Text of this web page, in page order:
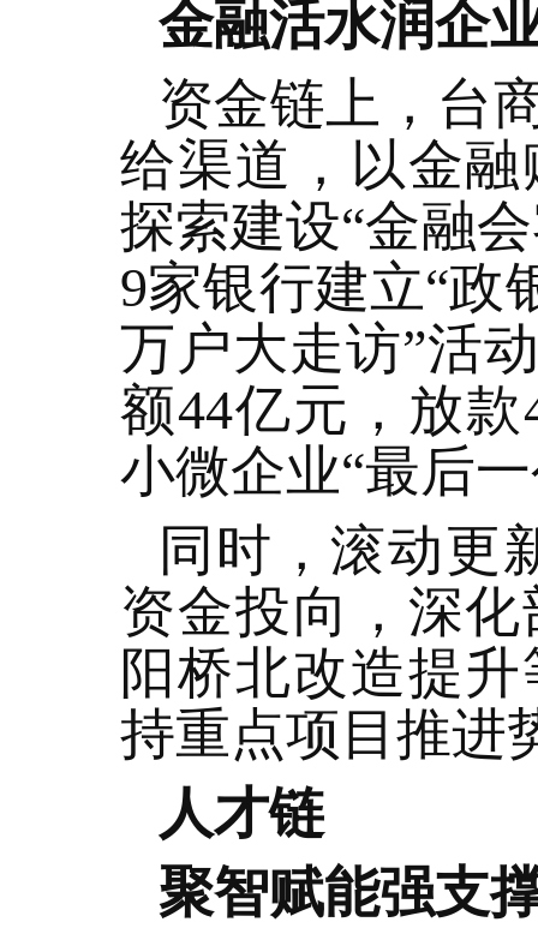
金融活水润企
资金链上，台
给渠道，以金
探索建设“金融
9家银行建立“政
万户大走访”活
额44亿元，放
小微企业“最后
同时，滚动更
资金投向，深
阳桥北改造提
持重点项目推进
人才链
聚智赋能强支